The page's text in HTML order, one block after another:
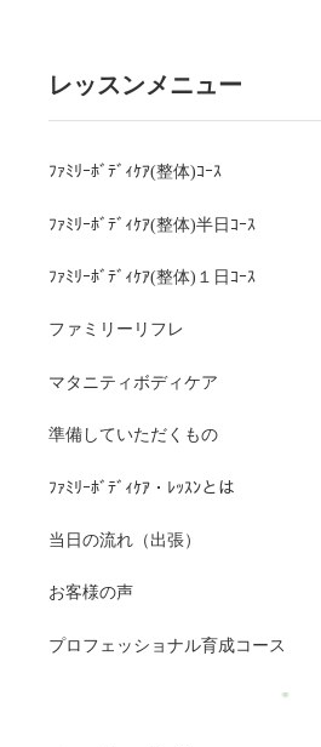
レッスンメニュー
ﾌｧﾐﾘｰﾎﾞﾃﾞｨｹｱ(整体)ｺｰｽ
ﾌｧﾐﾘｰﾎﾞﾃﾞｨｹｱ(整体)半日ｺｰｽ
ﾌｧﾐﾘｰﾎﾞﾃﾞｨｹｱ(整体)１日ｺｰｽ
ファミリーリフレ
マタニティボディケア
準備していただくもの
ﾌｧﾐﾘｰﾎﾞﾃﾞｨｹｱ・ﾚｯｽﾝとは
当日の流れ（出張）
お客様の声
プロフェッショナル育成コース